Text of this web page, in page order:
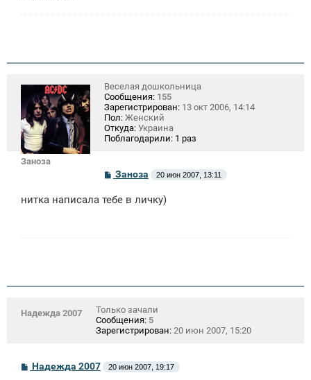
Заноза
Веселая дошкольница
Сообщения: 155
Зарегистрирован: 13 окт 2006, 14:14
Пол: Женский
Откуда: Украина
Поблагодарили: 1 раз
С
о
б
Заноза 20 июн 2007, 13:11
нитка написала тебе в личку)
Надежда 2007
Только зачали
Сообщения: 5
Зарегистрирован: 20 июн 2007, 15:20
С
о
Надежда 2007 20 июн 2007, 19:17